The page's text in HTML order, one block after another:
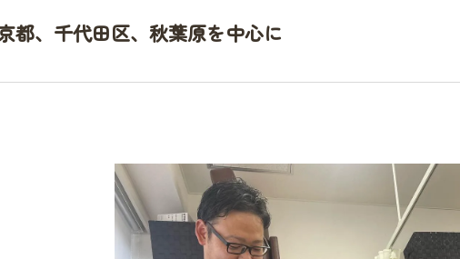
都、千代田区、秋葉原を中心に